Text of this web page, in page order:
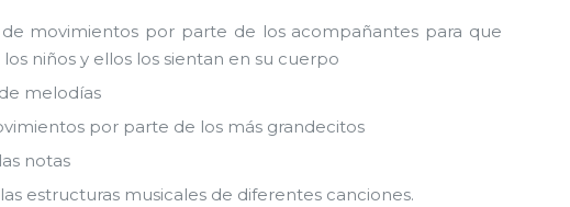
movimientos por parte de los acompañantes para que
los niños y ellos los sientan en su cuerpo
melodías
por parte de los más grandecitos
notas
estructuras musicales de diferentes canciones.